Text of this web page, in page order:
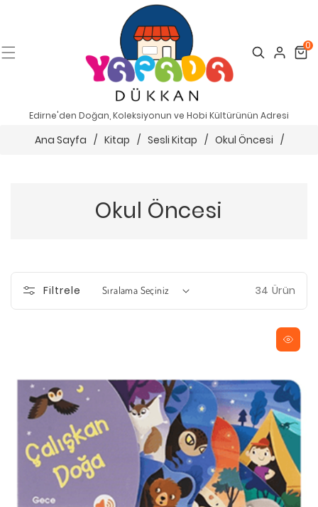
Search Cart
0
Edirne'den Doğan, Koleksiyonun ve Hobi Kültürünün Adresi
Ana Sayfa / Kitap / Sesli Kitap / Okul Öncesi /
Okul Öncesi
Filtrele 34 Ürün